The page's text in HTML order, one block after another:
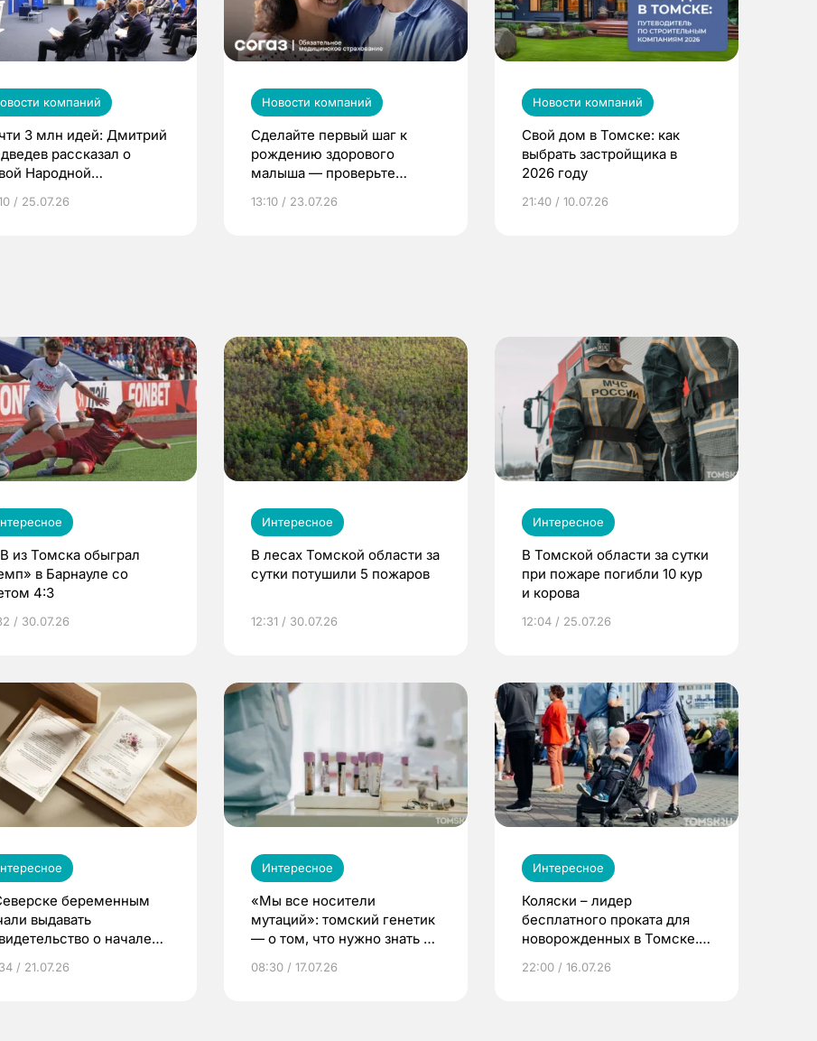
компаний
3 млн идей: Дмитрий
рассказал о
Народной
/ 25.07.26
Новости компаний
Сделайте первый шаг к
рождению здорового
малыша — проверьте
по ОМС!
13:10 / 23.07.26
Новости компаний
Свой дом в Томске: как
выбрать застройщика в
2026 году
21:40 / 10.07.26
из Томска обыграл
в Барнауле со
4:3
/ 30.07.26
Интересное
В лесах Томской области за
сутки потушили 5 пожаров
12:31 / 30.07.26
Интересное
В Томской области за сутки
при пожаре погибли 10 кур
и корова
12:04 / 25.07.26
беременным
выдавать
о начале
/ 21.07.26
Интересное
«Мы все носители
мутаций»: томский генетик
— о том, что нужно знать до
08:30 / 17.07.26
Интересное
Коляски – лидер
бесплатного проката для
новорожденных в Томске.
22:00 / 16.07.26